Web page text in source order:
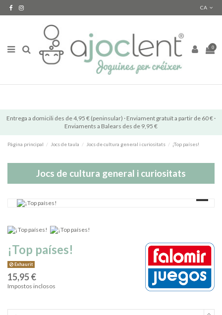
CA
0
Entrega a domicili des de 4,95 € (peninsular) · Enviament gratuït a partir de 60 € ·
Enviaments a Balears des de 9,95 €
Pàgina principal Jocs de taula Jocs de cultura general i curiositats ¡Top países!
Jocs de cultura general i curiositats
¡Top países!
Exhaurit
15,95 €
Impostos inclosos